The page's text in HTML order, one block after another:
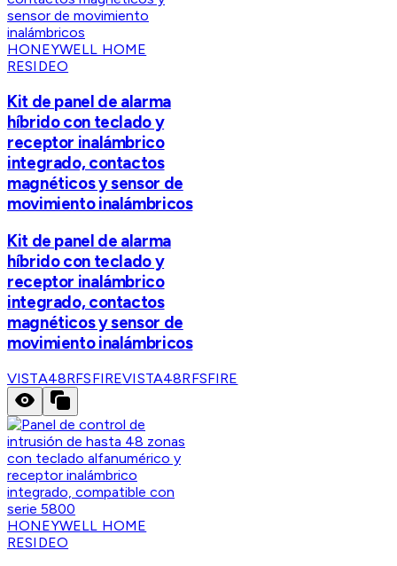
HONEYWELL HOME
RESIDEO
Kit de panel de alarma
híbrido con teclado y
receptor inalámbrico
integrado, contactos
magnéticos y sensor de
movimiento inalámbricos
Kit de panel de alarma
híbrido con teclado y
receptor inalámbrico
integrado, contactos
magnéticos y sensor de
movimiento inalámbricos
VISTA48RFSFIREVISTA48RFSFIRE
HONEYWELL HOME
RESIDEO